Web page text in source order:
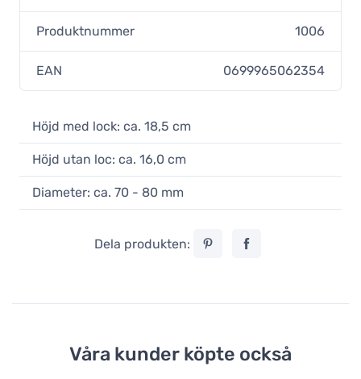
Produktnummer 1006
EAN 0699965062354
Höjd med lock: ca. 18,5 cm
Höjd utan loc: ca. 16,0 cm
Diameter: ca. 70 - 80 mm
Dela produkten:
Våra kunder köpte också